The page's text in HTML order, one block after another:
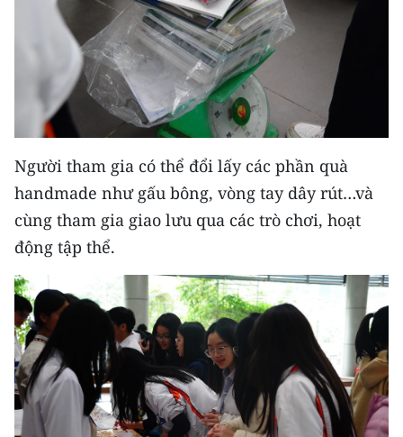
Media Giáo dục
Media Y tế
Media Khoa học - Công nghệ
Ảnh
Infographic
TIN MỚI
TIN ĐỊA PHƯƠNG
Trung du và miền núi phía Bắc
Đồng bằng sông Hồng
Người tham gia có thể đổi lấy các phần quà
handmade như gấu bông, vòng tay dây rút…và
cùng tham gia giao lưu qua các trò chơi, hoạt
động tập thể.